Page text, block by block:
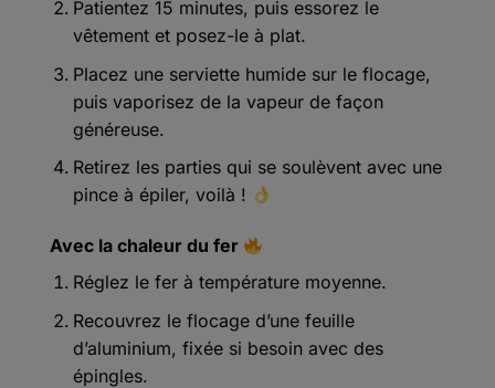
Patientez 15 minutes, puis essorez le
vêtement et posez-le à plat.
Placez une serviette humide sur le flocage,
puis vaporisez de la vapeur de façon
généreuse.
Retirez les parties qui se soulèvent avec une
pince à épiler, voilà !
Avec la chaleur du fer
Réglez le fer à température moyenne.
Recouvrez le flocage d’une feuille
d’aluminium, fixée si besoin avec des
épingles.